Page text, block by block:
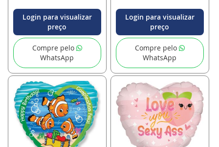
Login para visualizar
preço
Compre pelo
WhatsApp
Login para visualizar
preço
Compre pelo
WhatsApp